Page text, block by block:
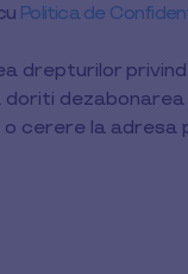
Politica de
drepturilor
doriti
cerere la adresa